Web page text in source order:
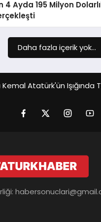
4 Ayda 195 Milyon
Daha fazla içerik yok...
Atatürk'ün Işığında